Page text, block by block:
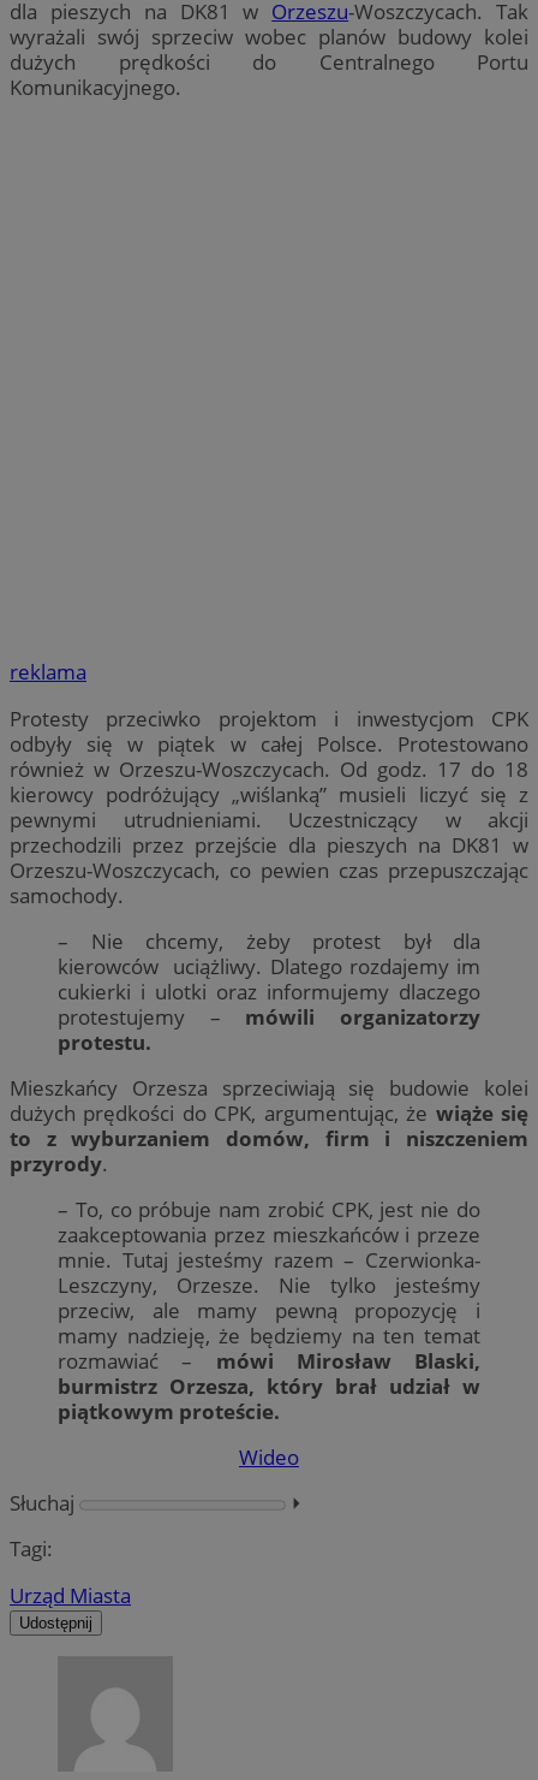
dla pieszych na DK81 w Orzeszu-Woszczycach. Tak
wyrażali swój sprzeciw wobec planów budowy kolei
dużych prędkości do Centralnego Portu
Komunikacyjnego.
reklama
Protesty przeciwko projektom i inwestycjom CPK
odbyły się w piątek w całej Polsce. Protestowano
również w Orzeszu-Woszczycach. Od godz. 17 do 18
kierowcy podróżujący „wiślanką” musieli liczyć się z
pewnymi utrudnieniami. Uczestniczący w akcji
przechodzili przez przejście dla pieszych na DK81 w
Orzeszu-Woszczycach, co pewien czas przepuszczając
samochody.
– Nie chcemy, żeby protest był dla
kierowców uciążliwy. Dlatego rozdajemy im
cukierki i ulotki oraz informujemy dlaczego
protestujemy – mówili organizatorzy
protestu.
Mieszkańcy Orzesza sprzeciwiają się budowie kolei
dużych prędkości do CPK, argumentując, że wiąże się
to z wyburzaniem domów, firm i niszczeniem
przyrody.
– To, co próbuje nam zrobić CPK, jest nie do
zaakceptowania przez mieszkańców i przeze
mnie. Tutaj jesteśmy razem – Czerwionka-
Leszczyny, Orzesze. Nie tylko jesteśmy
przeciw, ale mamy pewną propozycję i
mamy nadzieję, że będziemy na ten temat
rozmawiać – mówi Mirosław Blaski,
burmistrz Orzesza, który brał udział w
piątkowym proteście.
Wideo
Słuchaj
⏵︎
Tagi:
Urząd Miasta
Udostępnij